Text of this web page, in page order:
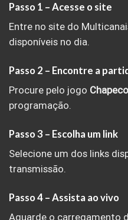
Passo 1 – Acesse o site
Entre no site do
disponíveis no dia.
Passo 2 – Encontre a
Procure pelo jogo
programação.
Passo 3 – Escolha um link
Selecione um dos links
transmissão.
Passo 4 – Assista ao vivo
Aguarde o carregamento